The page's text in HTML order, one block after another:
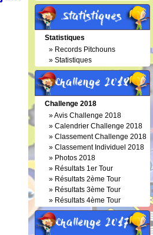
Statistiques
Statistiques
» Records Pitchouns
» Statistiques
Challenge 2018
Challenge 2018
»Avis Challenge 2018
» Calendrier Challenge 2018
» Classement Challenge 2018
» Classement Individuel 2018
» Photos 2018
» Résultats 1er Tour
» Résultats 2ème Tour
» Résultats 3ème Tour
» Résultats 4ème Tour
Challenge 2017